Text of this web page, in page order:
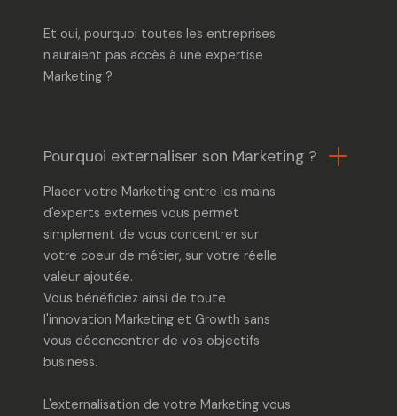
Et oui, pourquoi toutes les entreprises
n'auraient pas accès à une expertise
Marketing ?
Pourquoi externaliser son Marketing ?
Placer votre Marketing entre les mains
d'experts externes vous permet
simplement de vous concentrer sur
votre coeur de métier, sur votre réelle
valeur ajoutée.
Vous bénéficiez ainsi de toute
l'innovation Marketing et Growth sans
vous déconcentrer de vos objectifs
business.
L'externalisation de votre Marketingvous